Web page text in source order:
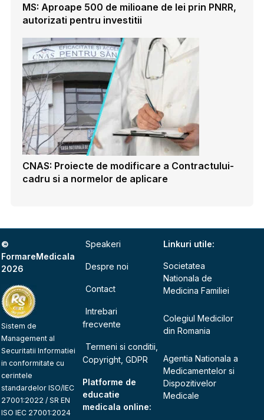
MS: Aproape 500 de milioane de lei prin PNRR,
autorizati pentru investitii
CNAS: Proiecte de modificare a Contractului-
cadru si a normelor de aplicare
©
FormareMedicala
2026
Sistem de
Management al
Securitatii Informatiei
in conformitate cu
cerintele
standardelor ISO/IEC
27001:2022 / SR EN
ISO IEC 27001:2024
Speakeri
Despre noi
Contact
Intrebari
frecvente
Termeni si conditii,
Copyright, GDPR
Platforme de
educatie
medicala online:
Linkuri utile:
Societatea
Nationala de
Medicina Familiei
Colegiul Medicilor
din Romania
Agentia Nationala a
Medicamentelor si
Dispozitivelor
Medicale